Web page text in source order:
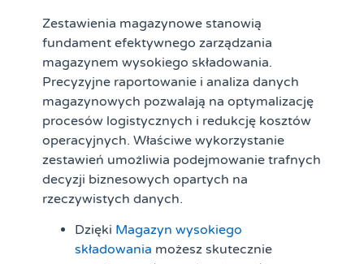
Zestawienia magazynowe stanowią
fundament efektywnego zarządzania
magazynem wysokiego składowania.
Precyzyjne raportowanie i analiza danych
magazynowych pozwalają na optymalizację
procesów logistycznych i redukcję kosztów
operacyjnych. Właściwe wykorzystanie
zestawień umożliwia podejmowanie trafnych
decyzji biznesowych opartych na
rzeczywistych danych.
Dzięki Magazyn wysokiego
składowania możesz skutecznie